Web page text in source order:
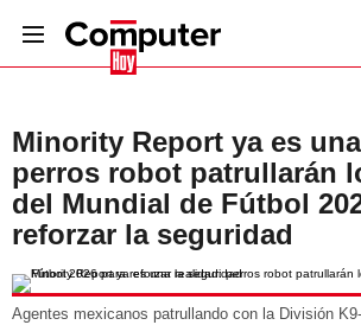
Minority Report ya es
perros robot patrullarán
del Mundial de Fútbol
reforzar la seguridad
Agentes mexicanos patrullando con la División